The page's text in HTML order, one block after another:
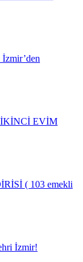
EVİM
( 103 emekli
İzmir!